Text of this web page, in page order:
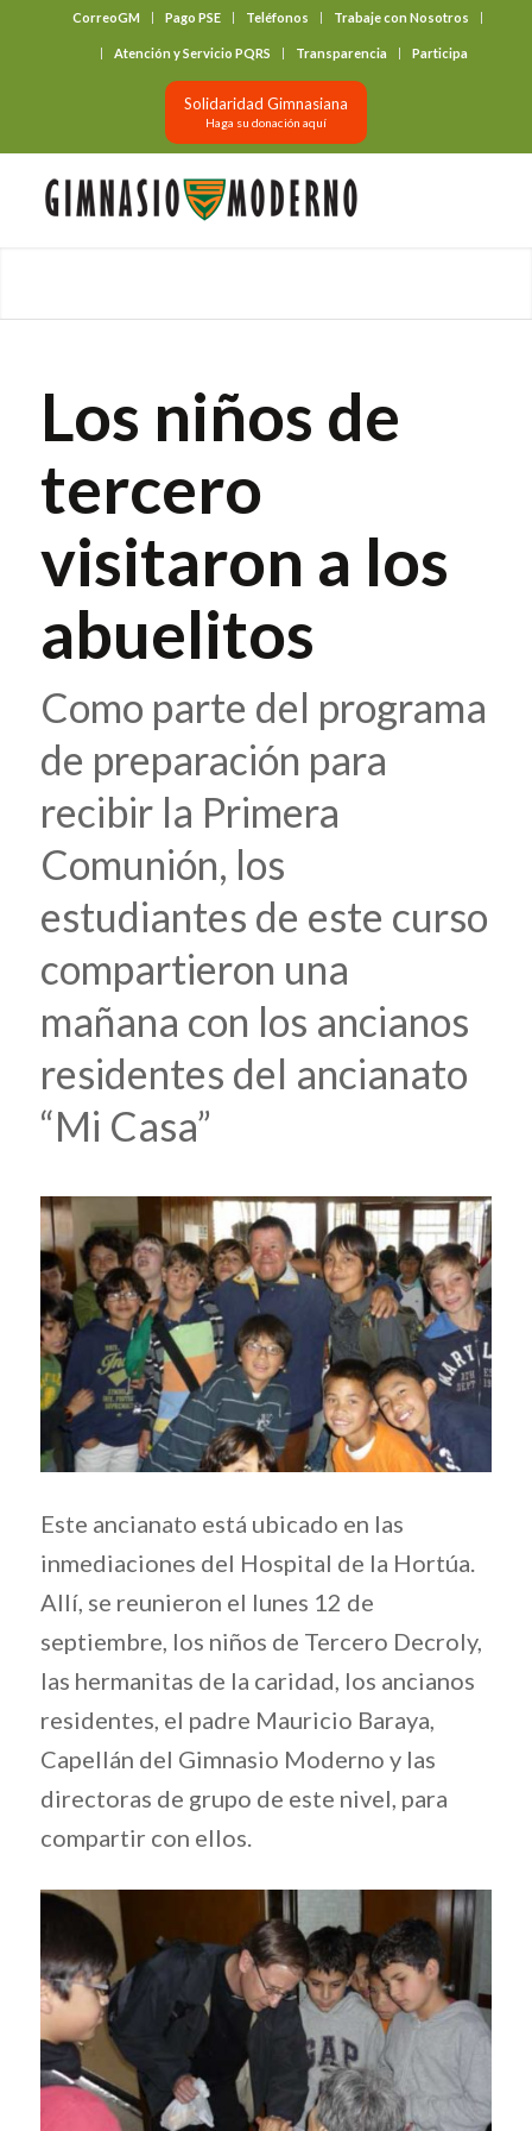
CorreoGM Pago PSE Teléfonos Trabaje con Nosotros
Atención y Servicio PQRS Transparencia Participa
Solidaridad Gimnasiana
Haga su donación aquí
Los niños de
tercero
visitaron a los
abuelitos
Como parte del programa
de preparación para
recibir la Primera
Comunión, los
estudiantes de este curso
compartieron una
mañana con los ancianos
residentes del ancianato
“Mi Casa”
Este ancianato está ubicado en las
inmediaciones del Hospital de la Hortúa.
Allí, se reunieron el lunes 12 de
septiembre, los niños de Tercero Decroly,
las hermanitas de la caridad, los ancianos
residentes, el padre Mauricio Baraya,
Capellán del Gimnasio Moderno y las
directoras de grupo de este nivel, para
compartir con ellos.